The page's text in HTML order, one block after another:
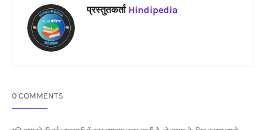
प्रस्तुतकर्ताHindipedia
0 COMMENTS